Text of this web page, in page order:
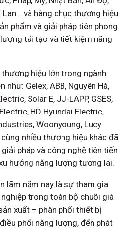
Lan… và hàng chục thương hiệu
phẩm và giải pháp tiên phong
tái tạo và tiết kiệm năng
hiệu lớn trong ngành
như: Gelex, ABB, Nguyên Hà,
Solar E, JJ-LAPP, GSES,
HD Hyundai Electric,
Woonyoung, Lucy
nhiều thương hiệu khác đã
pháp và công nghệ tiên tiến
hướng năng lượng tương lai.
lãm năm nay là sự tham gia
trong toàn bộ chuỗi giá
xuất – phân phối thiết bị
phối năng lượng, đến phát